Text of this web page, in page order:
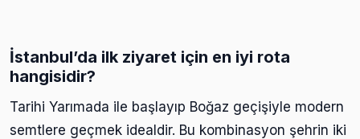
İstanbul’da ilk ziyaret için en iyi rota
hangisidir?
Tarihi Yarımada ile başlayıp Boğaz geçişiyle modern
semtlere geçmek idealdir. Bu kombinasyon şehrin iki